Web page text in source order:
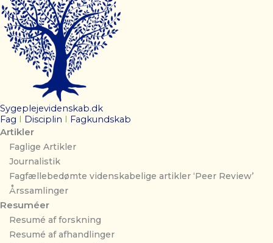
Sygeplejevidenskab.dk
Fag
Disciplin Fagkundskab
Artikler
Faglige Artikler
Journalistik
Fagfællebedømte videnskabelige artikler ‘Peer Review’
Årssamlinger
Resuméer
Resumé af forskning
Resumé af afhandlinger